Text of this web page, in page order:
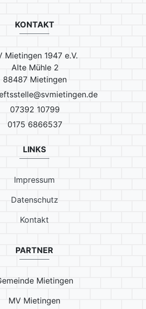
KONTAKT
Mietingen 1947 e.V.
Alte Mühle 2
88487 Mietingen
07392 10799
0175 6866537
LINKS
Impressum
Datenschutz
Kontakt
PARTNER
Mietingen
MV Mietingen